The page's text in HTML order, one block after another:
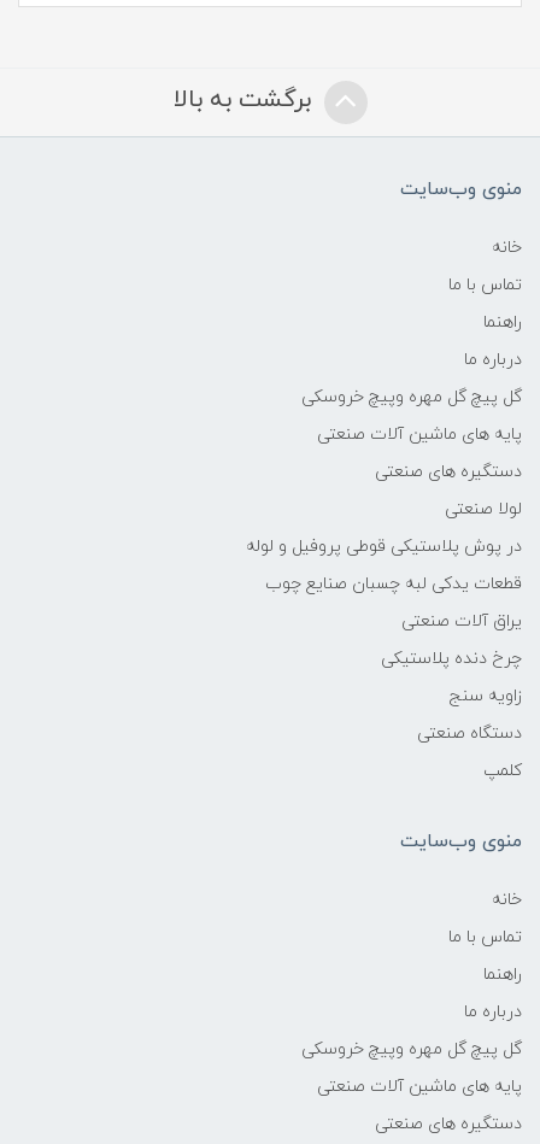
برگشت به بالا
منوی وب‌سایت
خانه
تماس با ما
راهنما
درباره ما
گل پیچ گل مهره وپیچ خروسکی
پایه های ماشین آلات صنعتی
دستگیره های صنعتی
لولا صنعتی
در پوش پلاستیکی قوطی پروفیل و لوله
قطعات یدکی لبه چسبان صنایع چوب
یراق آلات صنعتی
چرخ دنده پلاستیکی
زاویه سنج
دستگاه صنعتی
کلمپ
منوی وب‌سایت
خانه
تماس با ما
راهنما
درباره ما
گل پیچ گل مهره وپیچ خروسکی
پایه های ماشین آلات صنعتی
دستگیره های صنعتی